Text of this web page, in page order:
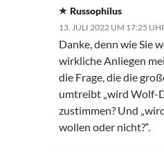
Russophilus
13. JULI 2022 UM 17:25
Danke, denn wie Sie
wirkliche Anliegen
die Frage, die die
umtreibt „wird Wolf-
zustimmen? Und
wollen oder nicht?“.